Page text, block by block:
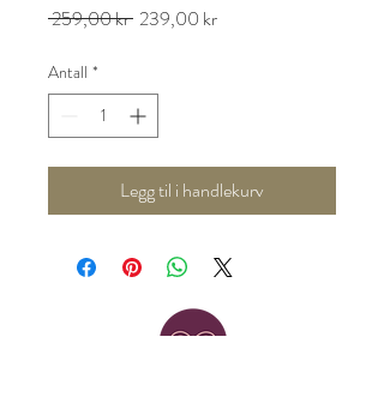
259,00 kr Vanlig
239,00 krSalgspris
Antall *
Legg til i handlekurv